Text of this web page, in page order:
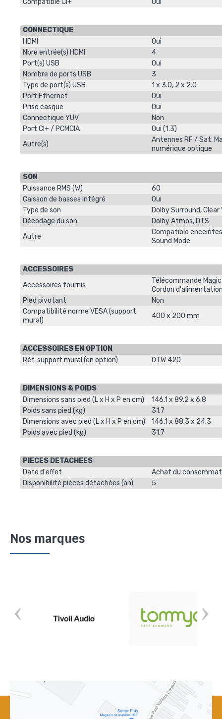
Compatible CI+ Oui
CONNECTIQUE
HDMI
Oui
Nbre entrée(s) HDMI
4
Port(s) USB
Oui
Nombre de ports USB
3
Type de port(s) USB
1 x 3.0, 2 x 2.0
Port Ethernet
Oui
Prise casque
Oui
Connectique YUV
Non
Port CI+ / PCMCIA
Oui (1.3)
Autre(s)
Antennes RF / Sat,
numérique optique
SON
Puissance RMS (W)
60
Caisson de basses intégré
Oui
Type de son
Dolby Surround, Clear
Décodage du son
Dolby Atmos, DTS
Autre
Compatible
Sound Mode
ACCESSOIRES
Accessoires fournis
Télécommande
Cordon
Pied pivotant
Non
Compatibilité norme VESA (support
mural)
400 x 200 mm
ACCESSOIRES EN OPTION
Réf. support mural (en option)
OTW 420
DIMENSIONS & POIDS
Dimensions sans pied (L x H x P en cm)
146.1 x 89.2 x 6.8
Poids sans pied (kg)
31.7
Dimensions avec pied (L x H x P en cm)
146.1 x 88.3 x 24.3
Poids avec pied (kg)
31.7
PIECES DETACHEES
Date d'effet
Achat du
Disponibilité pièces détachées (an)
5
Nos marques